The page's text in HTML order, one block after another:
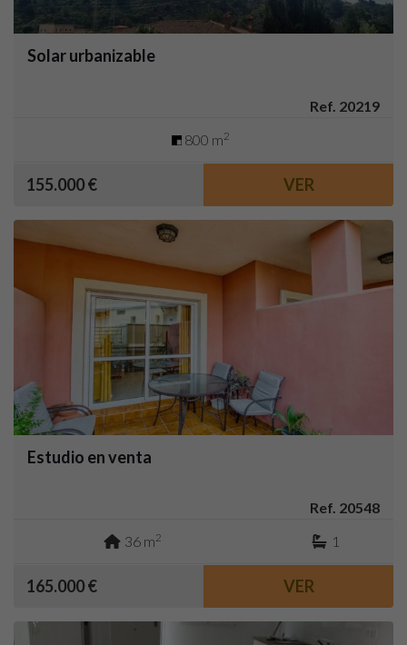
Solar urbanizable
Ref. 20219
800 m2
155.000 € VER
Estudio en venta
Ref. 20548
36 m2 1
165.000 € VER